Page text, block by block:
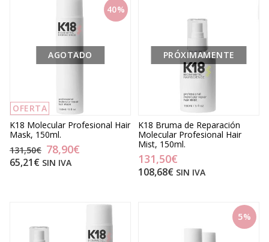
40%
OFERTA
AGOTADO
K18 Molecular Profesional Hair
Mask, 150ml.
131,50€ 78,90€
65,21€ SIN IVA
PRÓXIMAMENTE
K18 Bruma de Reparación
Molecular Profesional Hair
Mist, 150ml.
131,50€
108,68€ SIN IVA
5%